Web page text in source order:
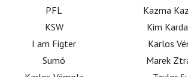
PFL
KSW
I am Figter
Sumó
Kazma
Kim
Karlos
Marek